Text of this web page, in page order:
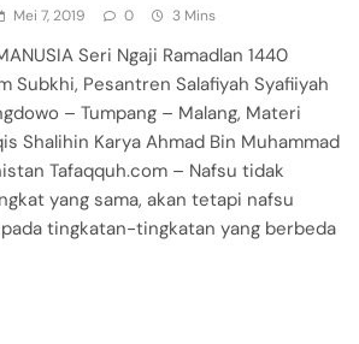
Mei 7, 2019 0 3 Mins
Seri Ngaji Ramadlan 1440
Subkhi, Pesantren Salafiyah Syafiiyah
– Tumpang – Malang, Materi
Shalihin Karya Ahmad Bin Muhammad
Tafaqquh.com – Nafsu tidak
yang sama, akan tetapi nafsu
tingkatan-tingkatan yang berbeda